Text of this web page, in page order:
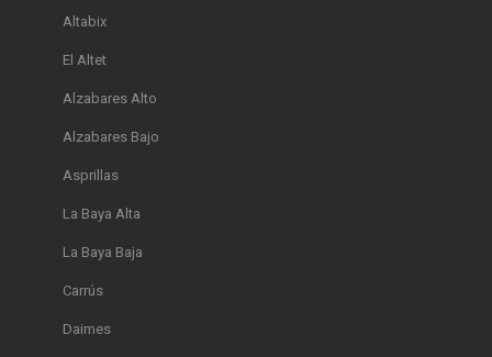
Altabix
El Altet
Alzabares Alto
Alzabares Bajo
Asprillas
La Baya Alta
La Baya Baja
Carrús
Daimes